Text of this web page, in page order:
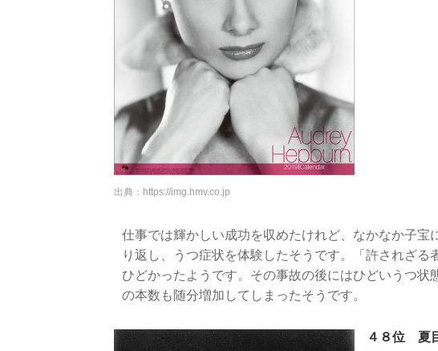
出典： https://img.hmv.co.jp
仕事では輝かしい成功を収めたけれど、なかなか子宝
り返し、うつ症状を体験したそうです。「許されざ
ひどかったようです。その事故の後にはひどいうつ状
の本数も随分増加してしまったそうです。
４８位 夏